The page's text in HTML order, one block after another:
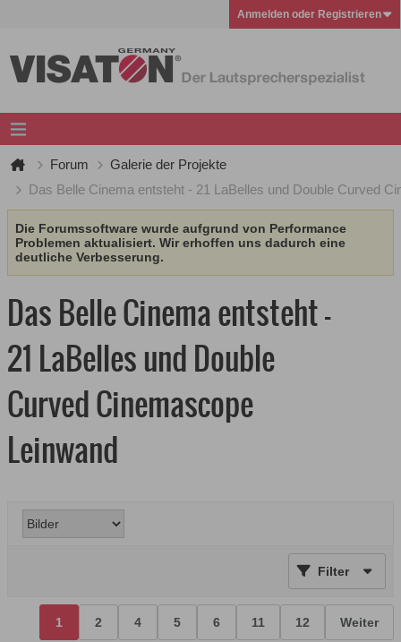
Anmelden oder Registrieren
Forum
Galerie der Projekte
Das Belle Cinema entsteht - 21 LaBelles und Double Curved
Die Forumssoftware wurde aufgrund von Performance
Problemen aktualisiert. Wir erhoffen uns dadurch eine
deutliche Verbesserung.
Das Belle Cinema entsteht -
21 LaBelles und Double
Curved Cinemascope
Leinwand
Filter
1 2 4 5 6 11 12 Weiter